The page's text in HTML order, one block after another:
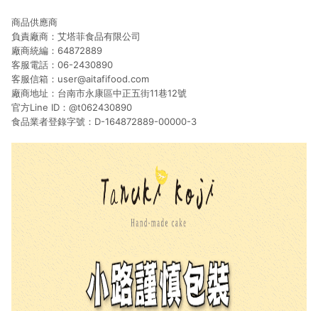
商品供應商
負責廠商：艾塔菲食品有限公司
廠商統編：64872889
客服電話：06-2430890
客服信箱：user@aitafifood.com
廠商地址：台南市永康區中正五街11巷12號
官方Line ID：@t062430890
食品業者登錄字號：D-164872889-00000-3